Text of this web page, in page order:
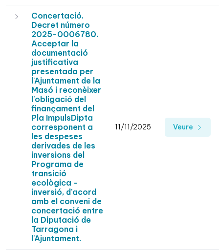
Concertació.
Decret número
2025-0006780.
Acceptar la
documentació
justificativa
presentada per
l'Ajuntament de la
Masó i reconèixer
l'obligació del
finançament del
Pla ImpulsDipta
corresponent a
les despeses
derivades de les
inversions del
Programa de
transició
ecològica -
inversió, d'acord
amb el conveni de
concertació entre
la Diputació de
Tarragona i
l'Ajuntament.
11/11/2025 Veure